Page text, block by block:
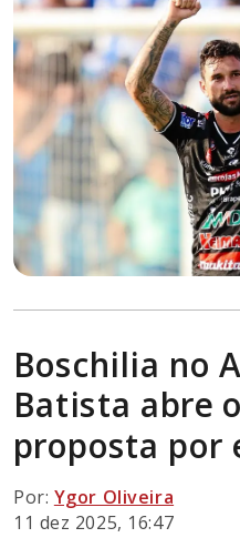
Boschilia no
Batista abre
proposta por
Por: Ygor Oliveira
11 dez 2025, 16:47